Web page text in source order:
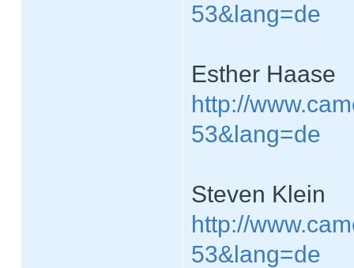
53&lang=de
Esther Haase
http://
53&lang=de
Steven Klein
http://
53&lang=de